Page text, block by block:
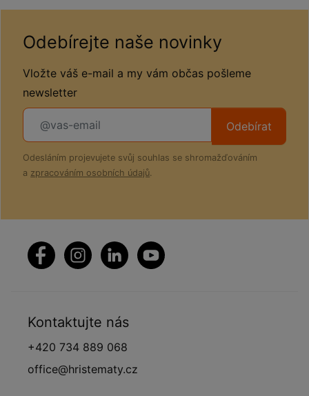
Odebírejte naše novinky
Vložte váš e-mail a my vám občas pošleme
newsletter
Odebírat
Odesláním projevujete svůj souhlas se shromažďováním
a zpracováním osobních údajů.
Kontaktujte nás
+420 734 889 068
office@hristematy.cz